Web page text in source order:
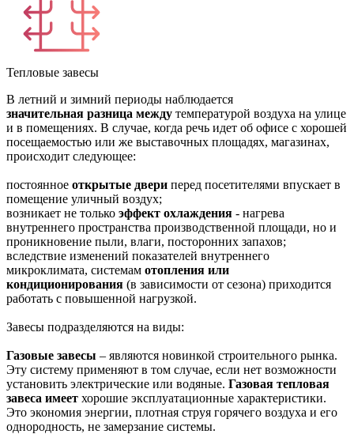
Тепловые завесы
В летний и зимний периоды наблюдается
значительная разница между температурой воздуха на улице
и в помещениях. В случае, когда речь идет об офисе с хорошей
посещаемостью или же выставочных площадях, магазинах,
происходит следующее:
постоянное открытые двери перед посетителями впускает в
помещение уличный воздух;
возникает не только эффект охлаждения - нагрева
внутреннего пространства производственной площади, но и
проникновение пыли, влаги, посторонних запахов;
вследствие изменений показателей внутреннего
микроклимата, системам отопления или
кондиционирования (в зависимости от сезона) приходится
работать с повышенной нагрузкой.
Завесы подразделяются на виды:
Газовые завесы – являются новинкой строительного рынка.
Эту систему применяют в том случае, если нет возможности
установить электрические или водяные. Газовая тепловая
завеса имеет хорошие эксплуатационные характеристики.
Это экономия энергии, плотная струя горячего воздуха и его
однородность, не замерзание системы.